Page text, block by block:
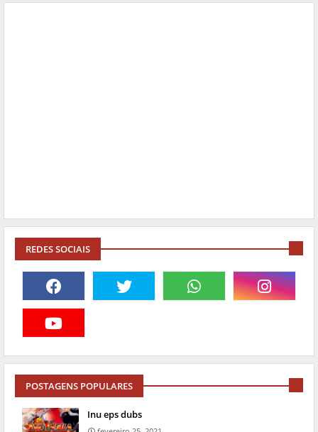
REDES SOCIAIS
POSTAGENS POPULARES
Inu eps dubs